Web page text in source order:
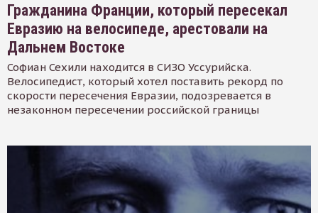
Гражданина Франции, который пересекал
Евразию на велосипеде, арестовали на
Дальнем Востоке
Софиан Сехили находится в СИЗО Уссурийска.
Велосипедист, который хотел поставить рекорд по
скорости пересечения Евразии, подозревается в
незаконном пересечении российской границы